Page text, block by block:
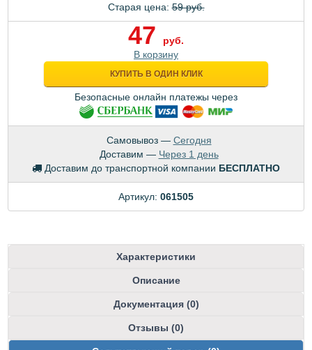
Старая цена:59 руб.
47
руб.
В корзину
КУПИТЬ В ОДИН КЛИК
Безопасные онлайн платежы через
Самовывоз — Сегодня
Доставим — Через 1 день
Доставим до транспортной компании БЕСПЛАТНО
Артикул: 061505
Характеристики
Описание
Документация (0)
Отзывы (0)